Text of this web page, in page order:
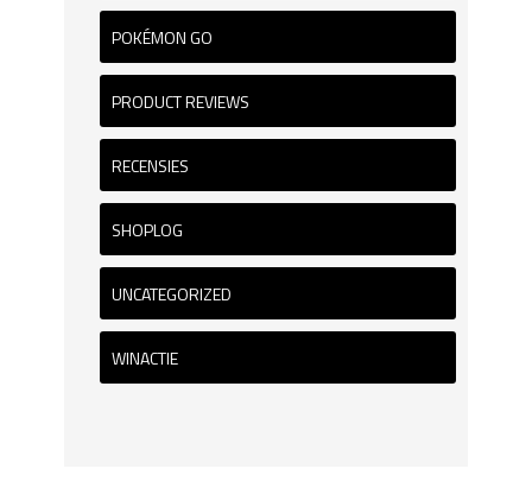
POKÉMON GO
PRODUCT REVIEWS
RECENSIES
SHOPLOG
UNCATEGORIZED
WINACTIE